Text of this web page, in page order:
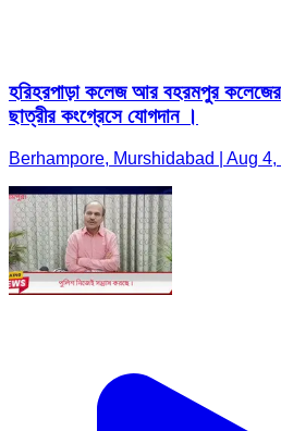
হরিহরপাড়া কলেজ আর বহরমপুর
ছাত্রীর কংগ্রেসে যোগদান ।
Berhampore, Murshidabad | Aug